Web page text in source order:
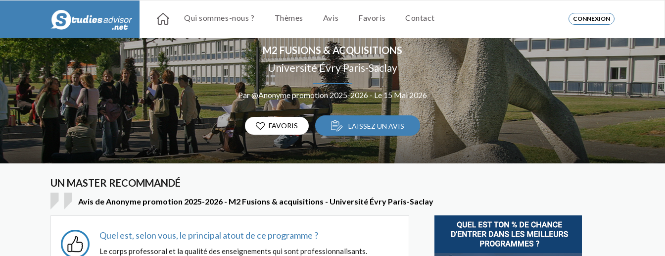
Qui sommes-nous ? Thèmes Avis Favoris Contact CONNEXION
M2 FUSIONS & ACQUISITIONS
Université Évry Paris-Saclay
Par @Anonyme promotion 2025-2026 - Le 15 Mai 2026
FAVORIS LAISSEZ UN AVIS
UN MASTER RECOMMANDÉ
Avis de Anonyme promotion 2025-2026 - M2 Fusions & acquisitions - Université Évry Paris-Saclay
Quel est, selon vous, le principal atout de ce programme ?
Le corps professoral et la qualité des enseignements qui sont professionnalisants.